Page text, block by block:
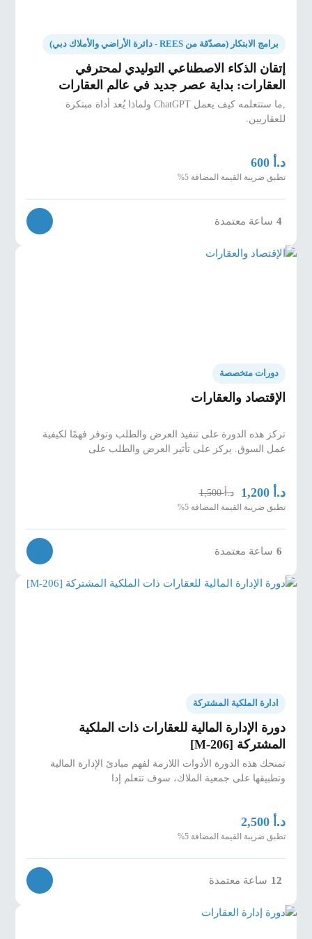
برامج الابتكار (مصدّقة من REES - دائرة الأراضي والأملاك دبي)
إتقان الذكاء الاصطناعي التوليدي لمحترفي
العقارات: بداية عصر جديد في عالم العقارات
,ما ستتعلمه كيف يعمل ChatGPT ولماذا يُعد أداة مبتكرة
للعقاريين.
د.أ 600
تطبق ضريبة القيمة المضافة 5%
4 ساعة معتمدة
دورات متخصصة
الإقتصاد والعقارات
تركز هذه الدورة على تنفيذ العرض والطلب وتوفر فهمًا لكيفية
عمل السوق. يركز على تأثير العرض والطلب على
د.أ 1,200 د.أ1,500
تطبق ضريبة القيمة المضافة 5%
6 ساعة معتمدة
ادارة الملكية المشتركة
دورة الإدارة المالية للعقارات ذات الملكية
المشتركة [M-206]
تمنحك هذه الدورة الأدوات اللازمة لفهم مبادئ الإدارة المالية
وتطبيقها على جمعية الملاك، سوف تتعلم إدا
د.أ 2,500
تطبق ضريبة القيمة المضافة 5%
12 ساعة معتمدة